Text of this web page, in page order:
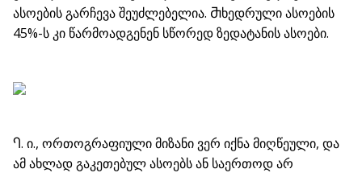
ასოების გარჩევა შეუძლებელია. Ⴋხედრული ასოების
45%-ს კი წარმოადგენენ სწორედ ზედატანის ასოები.
Ⴄ. ი., ორთოგრაფიული მიზანი ვერ იქნა მიღწეული, და
ამ ახლად გაკეთებულ ასოებს ან საერთოდ არ